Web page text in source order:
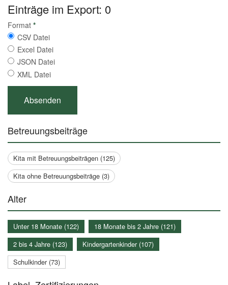
Einträge im Export: 0
Format *
CSV Datei
Excel Datei
JSON Datei
XML Datei
Betreuungsbeiträge
Kita mit Betreuungsbeiträgen (125)
Kita ohne Betreuungsbeiträge (3)
Alter
Unter 18 Monate (122)
18 Monate bis 2 Jahre (121)
2 bis 4 Jahre (123)
Kindergartenkinder (107)
Schulkinder (73)